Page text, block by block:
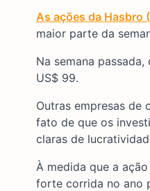
As ações da Hasbro
maior parte da
Na semana
US$ 99.
Outras empresas de
fato de que os
claras de
À medida que a
forte corrida no ano